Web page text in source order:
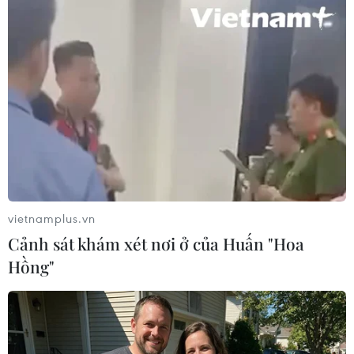
#Giờ Trái đất #Nha Trang
#Tắt đèn
#Hà Quang Land
Theo dõi VietnamPlus
vietnamplus.vn
Cảnh sát khám xét nơi ở của Huấn "Hoa
Hồng"